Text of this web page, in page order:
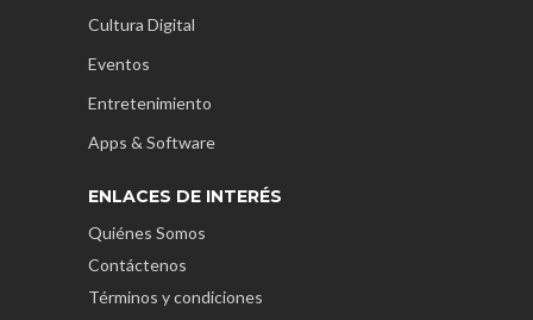
Cultura Digital
Eventos
Entretenimiento
Apps & Software
ENLACES DE INTERÉS
Quiénes Somos
Contáctenos
Términos y condiciones